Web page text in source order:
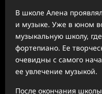
В школе Алена
и музыке. Уже в юном
музыкальную школу,
фортепиано. Ее
очевидны с самого
ее увлечение музыкой.
После окончания